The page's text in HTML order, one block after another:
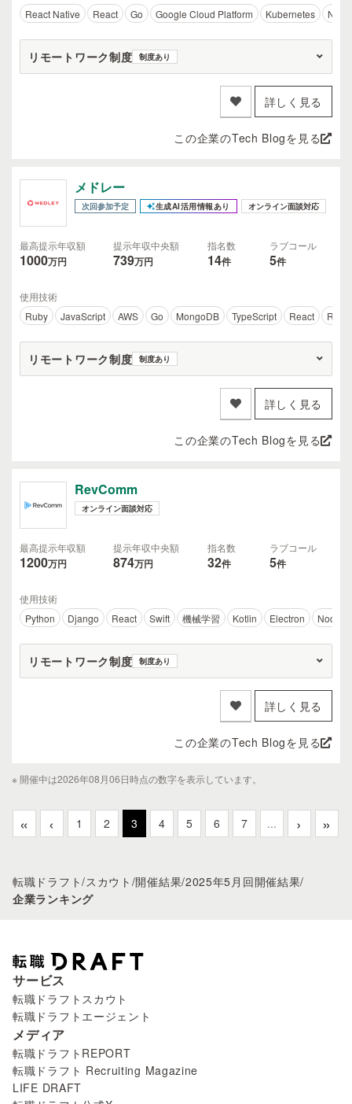
React Native
React Go Google Cloud Platform Kubernetes
リモートワーク制度 制度あり
詳しく見る
この企業のTech Blogを見る
メドレー
次回参加予定 生成AI活用情報あり オンライン面談対応
最高提示年収額
1000万円
提示年収中央額
739万円
指名数
14件
ラブコール
5件
使用技術
Ruby
JavaScript AWS Go MongoDB TypeScript React
リモートワーク制度 制度あり
詳しく見る
この企業のTech Blogを見る
RevComm
オンライン面談対応
最高提示年収額
1200万円
提示年収中央額
874万円
指名数
32件
ラブコール
5件
使用技術
Python
Django React Swift 機械学習 Kotlin Electron Node.js
リモートワーク制度 制度あり
詳しく見る
この企業のTech Blogを見る
※ 開催中は2026年08月06日時点の数字を表示しています。
« ‹ 1 2 3 4 5 6 7 ... › »
転職ドラフト/スカウト /開催結果/2025年5月回開催結果/
企業ランキング
サービス
転職ドラフトスカウト
転職ドラフトエージェント
メディア
転職ドラフトREPORT
転職ドラフト Recruiting Magazine
LIFE DRAFT